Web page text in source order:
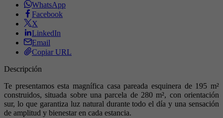
WhatsApp
Facebook
X
LinkedIn
Email
Copiar URL
Descripción
Te presentamos esta magnífica casa pareada esquinera de 195 m²
construidos, situada sobre una parcela de 280 m², con orientación
sur, lo que garantiza luz natural durante todo el día y una sensación
de amplitud y bienestar en cada estancia.